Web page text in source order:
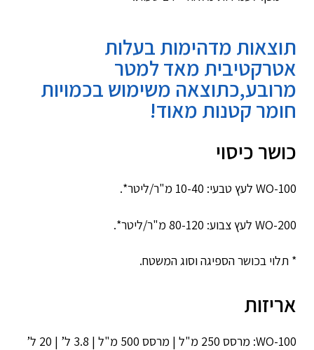
תוצאות מדהימות בעלות
אטרקטיבית מאד למטר
מרובע,כתוצאה משימוש בכמויות
חומר קטנות מאוד!
כושר כיסוי
WO-100 לעץ טבעי: 10-40 מ"ר/ליטר*.
WO-200 לעץ צבוע: 80-120 מ"ר/ליטר*.
* תלוי בכושר הספיגה וסוג המשטח.
אריזות
WO-100: מרסס 250 מ"ל | מרסס 500 מ"ל | 3.8 ל’ | 20 ל’